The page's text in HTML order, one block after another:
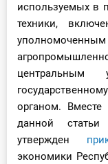
используемых в
техники,
центральным
органом.
данной
утвержден
экономики